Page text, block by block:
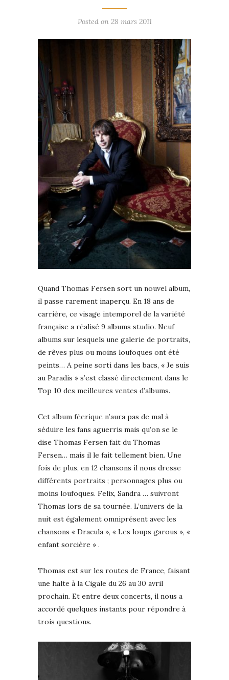
Posted on 28 mars 2011
Quand Thomas Fersen sort un nouvel album,
il passe rarement inaperçu. En 18 ans de
carrière, ce visage intemporel de la variété
française a réalisé 9 albums studio. Neuf
albums sur lesquels une galerie de portraits,
de rêves plus ou moins loufoques ont été
peints… A peine sorti dans les bacs, « Je suis
au Paradis » s’est classé directement dans le
Top 10 des meilleures ventes d’albums.
Cet album féerique n’aura pas de mal à
séduire les fans aguerris mais qu’on se le
dise Thomas Fersen fait du Thomas
Fersen… mais il le fait tellement bien. Une
fois de plus, en 12 chansons il nous dresse
différents portraits ; personnages plus ou
moins loufoques. Felix, Sandra … suivront
Thomas lors de sa tournée. L’univers de la
nuit est également omniprésent avec les
chansons « Dracula », « Les loups garous », «
enfant sorcière » .
Thomas est sur les routes de France, faisant
une halte à la Cigale du 26 au 30 avril
prochain. Et entre deux concerts, il nous a
accordé quelques instants pour répondre à
trois questions.